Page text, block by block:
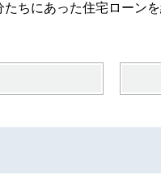
ちにあった住宅ローンを